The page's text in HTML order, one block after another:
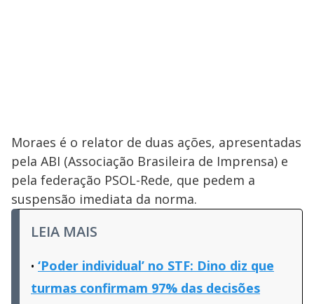
Moraes é o relator de duas ações, apresentadas
pela ABI (Associação Brasileira de Imprensa) e
pela federação PSOL-Rede, que pedem a
suspensão imediata da norma.
LEIA MAIS
‘Poder individual’ no STF: Dino diz que
turmas confirmam 97% das decisões